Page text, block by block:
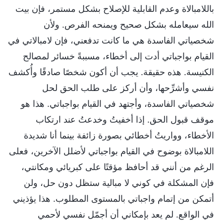
باللامبالاة وعدم القابلية للإصلاح بشكل مستمر، فإن بيت
الله سيعامله بشكل صحيح ويمنحه الفرص. ولأن
شخصياتي الفاسدة هي ما كانت تدفعني، فإن لامبالاتي في
القيام بواجباتي أدت إلى أخطاء، مسببةً خسائر لمصالح
الكنيسة. هذه حقيقة. يجب أن أكون شخصًا صادقًا وأُكشف
نفسي وأشرِّحها، وأن أركز على طلب الحق لحل
شخصياتي الفاسدة، وأجتهد في القيام بواجباتي. هذا هو
موقف قبول الحق. إذا أخفيتُ وخدعتُ عند ارتكاب
الأخطاء، وواريتُ أخطائي بصورة زائفة بينما أنا شديدة
اللامبالاة بوضوح في القيام بواجباتي لأضلل الآخرين، فعلى
الرغم من أنني قد أحافظ مؤقتًا على كبريائي ومكانتي،
فإن المشكلة في كوني لا مبالية ستظل دون حل، ولن
أتمكن من إتمام واجباتي بالمستوى المطلوب. هذا يؤذيني
في الواقع. لم يعد بإمكاني أن أجمّل نفسي لأحمي